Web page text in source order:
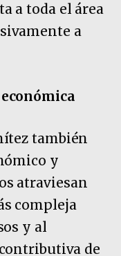
a toda el área
a
también
y
atraviesan
compleja
y al
de